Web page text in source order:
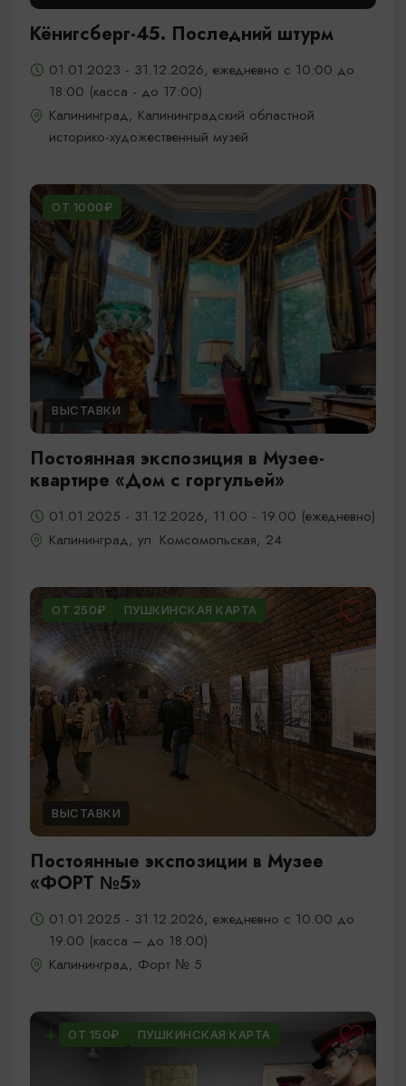
Кёнигсберг-45. Последний штурм
01.01.2023 - 31.12.2026, ежедневно с 10:00 до
18:00 (касса - до 17:00)
Калининград, Калининградский областной
историко-художественный музей
ОТ 1000₽
ВЫСТАВКИ
Постоянная экспозиция в Музее-
квартире «Дом с горгульей»
01.01.2025 - 31.12.2026, 11.00 - 19.00 (ежедневно)
Калининград, ул. Комсомольская, 24
ОТ 250₽ ПУШКИНСКАЯ КАРТА
ВЫСТАВКИ
Постоянные экспозиции в Музее
«ФОРТ №5»
01.01.2025 - 31.12.2026, ежедневно с 10.00 до
19.00 (касса – до 18.00)
Калининград, Форт № 5
ОТ 150₽ ПУШКИНСКАЯ КАРТА